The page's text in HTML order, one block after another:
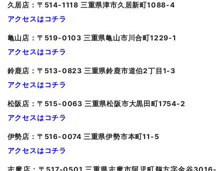
久居店：〒514-1118 三重県津市久居新町1088-4
アクセスはコチラ
亀山 店：〒519-0103 三重県亀山市川合町1229-1
アクセスはコチラ
鈴鹿店：〒513-0823 三重県鈴鹿市道伯2丁目1-3
アクセスはコチラ
松阪店：〒515-0063 三重県松阪市大黒田町1754-2
アクセスはコチラ
伊勢店：〒516-0074 三重県伊勢市本町11-5
アクセスはコチラ
志摩店：〒517-0501 三重県志摩市阿児町鵜方字金谷3016-